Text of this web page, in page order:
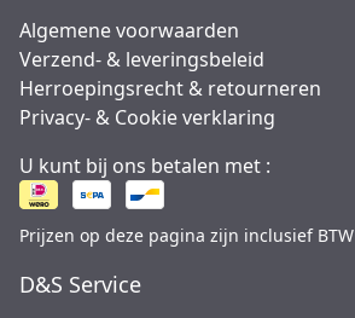
Algemene voorwaarden
Verzend- & leveringsbeleid
Herroepingsrecht & retourneren
Privacy- & Cookie verklaring
U kunt bij ons betalen met :
Prijzen op deze pagina zijn inclusief BTW
D&S Service